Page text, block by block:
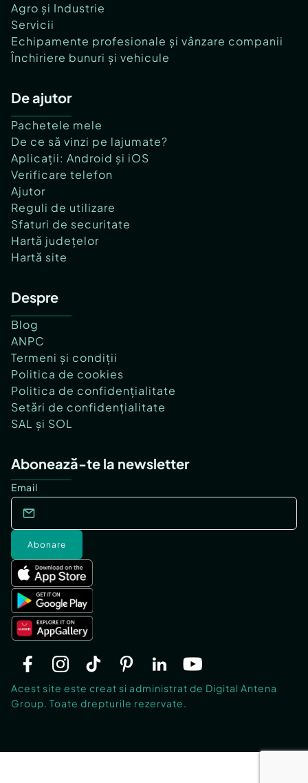
Agro și Industrie
Servicii
Echipamente profesionale și vânzare companii
Închiriere bunuri și vehicule
De ajutor
Pachetele mele
De ce să vinzi pe lajumate?
Aplicații: Android și iOS
Verificare telefon
Ajutor
Reguli de utilizare
Sfaturi de securitate
Hartă județelor
Hartă site
Despre
Blog
ANPC
Termeni și condiții
Politica de cookies
Politica de confidențialitate
Setări de confidențialitate
SAL și SOL
Abonează-te la newsletter
Email
Abonare
Acest site este creat si administrat de Digital Antena
Group. Toate drepturile rezervate.